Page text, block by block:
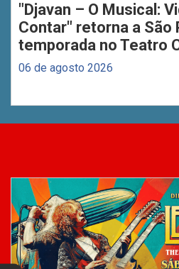
"Djavan – O Musical:
Contar" retorna a São
temporada no Teatro
06 de agosto 2026